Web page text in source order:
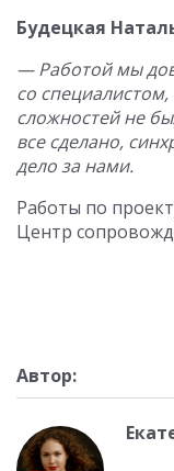
Будецкая
— Работой мы
со
сложностей не
все сделано,
дело за нами.
Работы по
Центр
Автор: